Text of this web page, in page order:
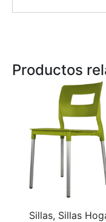
Productos
Sillas, Sillas